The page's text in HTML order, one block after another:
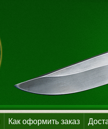
Как оформить заказ